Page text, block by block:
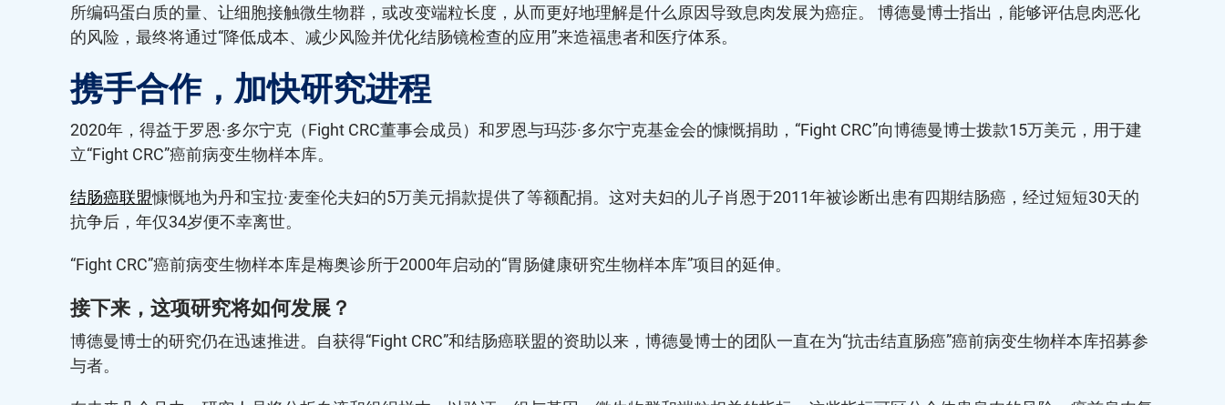
所编码蛋白质的量、让细胞接触微生物群，或改变端粒长度，从而更好地理解是什么原因导致息肉发展为癌症。 博德曼博士指出，能够评估息肉恶化
的风险，最终将通过“降低成本、减少风险并优化结肠镜检查的应用”来造福患者和医疗体系。
携手合作，加快研究进程
2020年，得益于罗恩·多尔宁克（Fight CRC董事会成员）和罗恩与玛莎·多尔宁克基金会的慷慨捐助，“Fight CRC”向博德曼博士拨款15万美元，用于建
立“Fight CRC”癌前病变生物样本库。
结肠癌联盟慷慨地为丹和宝拉·麦奎伦夫妇的5万美元捐款提供了等额配捐。这对夫妇的儿子肖恩于2011年被诊断出患有四期结肠癌，经过短短30天的
抗争后，年仅34岁便不幸离世。
“Fight CRC”癌前病变生物样本库是梅奥诊所于2000年启动的“胃肠健康研究生物样本库”项目的延伸。
接下来，这项研究将如何发展？
博德曼博士的研究仍在迅速推进。自获得“Fight CRC”和结肠癌联盟的资助以来，博德曼博士的团队一直在为“抗击结直肠癌”癌前病变生物样本库招募参
与者。